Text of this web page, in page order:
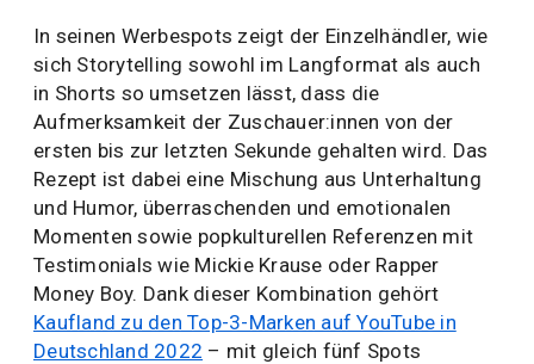
In seinen Werbespots zeigt der Einzelhändler, wie
sich Storytelling sowohl im Langformat als auch
in Shorts so umsetzen lässt, dass die
Aufmerksamkeit der Zuschauer:innen von der
ersten bis zur letzten Sekunde gehalten wird. Das
Rezept ist dabei eine Mischung aus Unterhaltung
und Humor, überraschenden und emotionalen
Momenten sowie popkulturellen Referenzen mit
Testimonials wie Mickie Krause oder Rapper
Money Boy. Dank dieser Kombination gehört
Kaufland zu den Top-3-Marken auf YouTube in
Deutschland 2022 – mit gleich fünf Spots